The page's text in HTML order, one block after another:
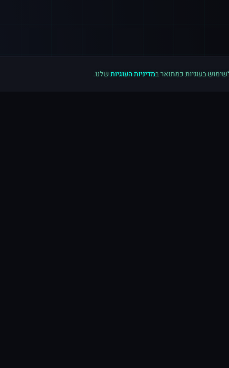
בעוגיות כמתואר במדיניות העוגיותשלנו.